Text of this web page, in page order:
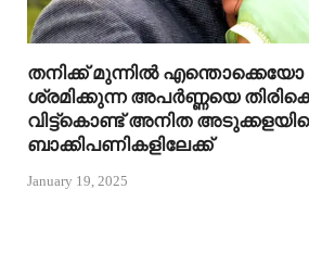
തനിക്ക് മുന്നിൽ
ശ്രമിക്കുന്ന അപർണ്ണയെ
വിട്ട്കൊണ്ട് അനിത
ബാക്കിപണികളിലേക്ക്
January 19, 2025